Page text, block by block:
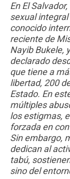
En El
sexual integral
conocido
reciente de
Nayib Bukele,
declarado
que tiene a
libertad, 200
Estado. En
múltiples
los estigmas,
forzada en
Sin embargo,
dedican al
tabú,
sino del